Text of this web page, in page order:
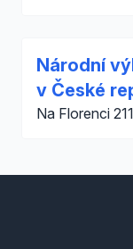
Národní
v České
Na Florenci